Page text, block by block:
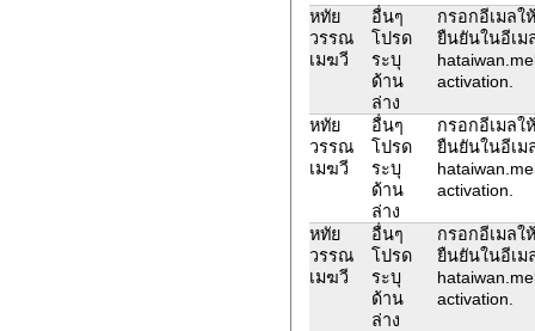
หทัย
วรรณ
เมฆวี
อื่นๆ
โปรด
ระบุ
ด้าน
ล่าง
กรอกอีเมลใ
ยืนยันในอีเม
activation.
หทัย
วรรณ
เมฆวี
อื่นๆ
โปรด
ระบุ
ด้าน
ล่าง
กรอกอีเมลใ
ยืนยันในอีเม
activation.
หทัย
วรรณ
เมฆวี
อื่นๆ
โปรด
ระบุ
ด้าน
ล่าง
กรอกอีเมลใ
ยืนยันในอีเม
activation.